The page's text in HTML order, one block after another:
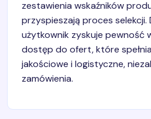
zestawienia wskaźników
przyspieszają proces selekcji.
użytkownik zyskuje pewność
dostęp do ofert, które
jakościowe i logistyczne,
zamówienia.